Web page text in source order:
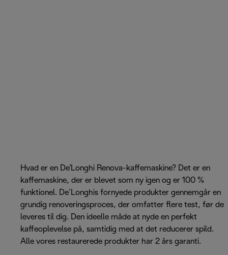
Hvad er en De'Longhi Renova-kaffemaskine? Det er en
kaffemaskine, der er blevet som ny igen og er 100 %
funktionel. De’Longhis fornyede produkter gennemgår en
grundig renoveringsproces, der omfatter flere test, før de
leveres til dig. Den ideelle måde at nyde en perfekt
kaffeoplevelse på, samtidig med at det reducerer spild.
Alle vores restaurerede produkter har 2 års garanti.